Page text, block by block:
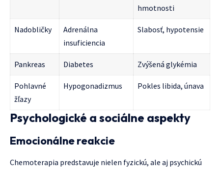
hmotnosti
Nadobličky
Adrenálna
insuficiencia
Slabosť, hypotensie
Pankreas Diabetes Zvýšená glykémia
Pohlavné
žľazy
Hypogonadizmus Pokles libida, únava
Psychologické a sociálne aspekty
Emocionálne reakcie
Chemoterapia predstavuje nielen fyzickú, ale aj psychickú